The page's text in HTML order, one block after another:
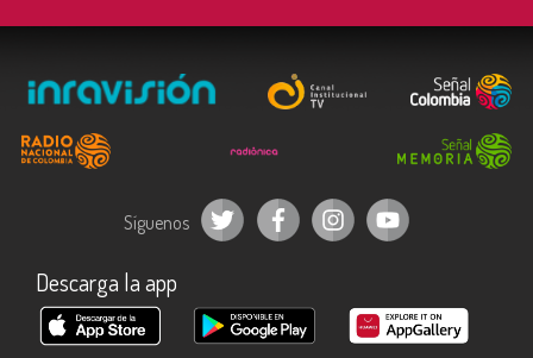
Síguenos
Descarga la app